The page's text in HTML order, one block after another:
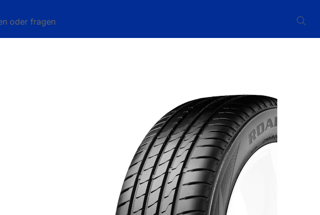
oder fragen